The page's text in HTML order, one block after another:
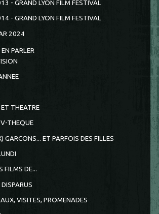
- GRAND LYON FILM FESTIVAL
- GRAND LYON FILM FESTIVAL
2024
PARLER
THEATRE
THEQUE
GARCONS... ET PARFOIS DES FILLES
FILMS DE...
VISITES, PROMENADES